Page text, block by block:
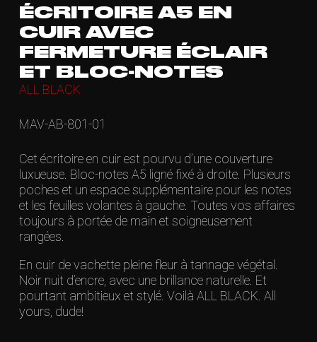
ÉCRITOIRE A5 EN
CUIR AVEC
FERMETURE ÉCLAIR
ET BLOC-NOTES
ALL BLACK
MAV-AB-801-01
Cet écritoire en cuir est pourvu d’une couverture
luxueuse. Bloc-notes A5 ligné fixé à droite. Plusieurs
poches et un espace supplémentaire pour les notes
et les feuilles volantes à gauche. Toutes vos affaires
toujours à portée de main et soigneusement
rangées.
En cuir de vachette pleine fleur à tannage végétal.
Noir nuit d’encre, avec une brillance naturelle. Et
pourtant ambitieux et stylé. Voilà ALL BLACK. All
yours, dude!